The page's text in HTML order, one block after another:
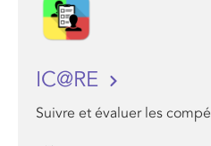
IC@RE
Suivre et évaluer les